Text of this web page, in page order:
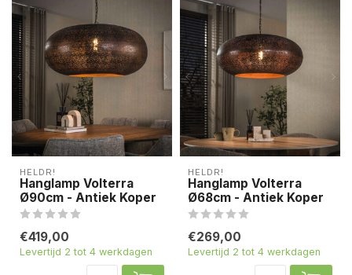
HELDR!
Hanglamp Volterra
Ø90cm - Antiek Koper
€419,00
Levertijd 2 tot 4 werkdagen
HELDR!
Hanglamp Volterra
Ø68cm - Antiek Koper
€269,00
Levertijd 2 tot 4 werkdagen